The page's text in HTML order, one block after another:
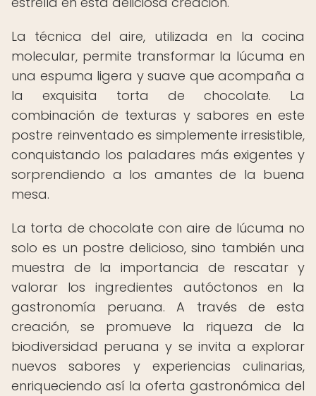
La técnica del aire, utilizada en la cocina
molecular, permite transformar la lúcuma en
una espuma ligera y suave que acompaña a
la exquisita torta de chocolate. La
combinación de texturas y sabores en este
postre reinventado es simplemente irresistible,
conquistando los paladares más exigentes y
sorprendiendo a los amantes de la buena
mesa.
La torta de chocolate con aire de lúcuma no
solo es un postre delicioso, sino también una
muestra de la importancia de rescatar y
valorar los ingredientes autóctonos en la
gastronomía peruana. A través de esta
creación, se promueve la riqueza de la
biodiversidad peruana y se invita a explorar
nuevos sabores y experiencias culinarias,
enriqueciendo así la oferta gastronómica del